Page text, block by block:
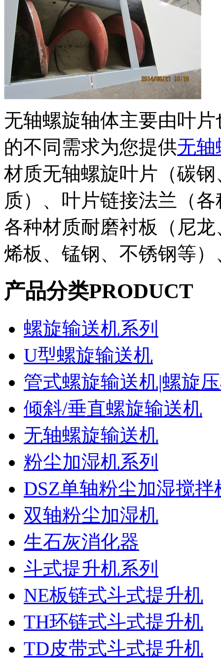
无轴螺旋轴体主要由叶
的不同需求为您提供无轴
材质无轴螺旋叶片（碳
质）、叶片链接法兰（
各种材质耐磨衬板（尼
烯板、锰钢、不锈钢等
产品分类PRODUCT
螺旋输送机系列
U型螺旋输送机
管式螺旋输送机|螺旋
倾斜/垂直螺旋输送机
无轴螺旋输送机
粉尘加湿机系列
DSZ单轴粉尘加湿搅拌
双轴粉尘加湿机
生石灰消化器
斗式提升机系列
NE板链式斗式提升机
TH环链式斗式提升机
TD皮带式斗式提升机